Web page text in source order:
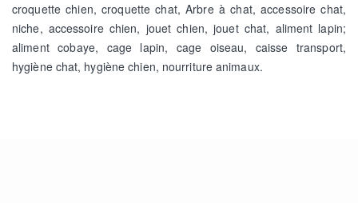
croquette chien, croquette chat, Arbre à chat, accessoire chat,
niche, accessoire chien, jouet chien, jouet chat, aliment lapin;
aliment cobaye, cage lapin, cage oiseau, caisse transport,
hygiène chat, hygiène chien, nourriture animaux.